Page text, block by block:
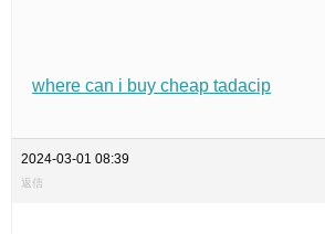
where can i buy cheap tadacip
2024-03-01 08:39
返信